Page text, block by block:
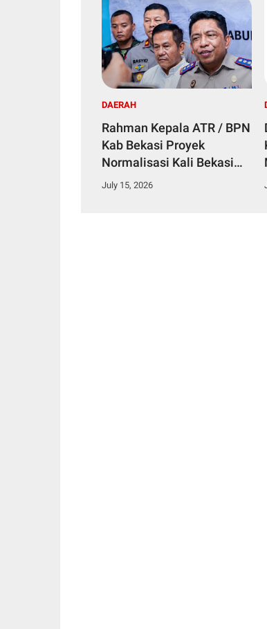
DAERAH
Rahman Kepala ATR / BPN
Kab Bekasi Proyek
Normalisasi Kali Bekasi
Perlu Dukungan
July 15, 2026